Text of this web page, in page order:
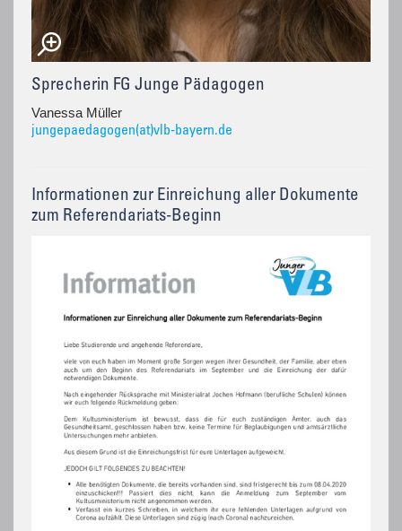
Sprecherin FG Junge Pädagogen
Vanessa Müller
jungepaedagogen(at)vlb-bayern.de
Informationen zur Einreichung aller Dokumente
zum Referendariats-Beginn